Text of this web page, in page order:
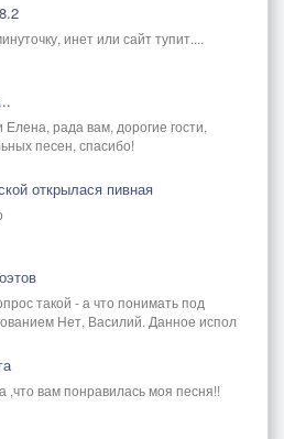
инет или сайт тупит....
рада вам, дорогие гости,
песен, спасибо!
открылася пивная
такой - а что понимать под
Нет, Василий. Данное испол
,что вам понравилась моя песня!!